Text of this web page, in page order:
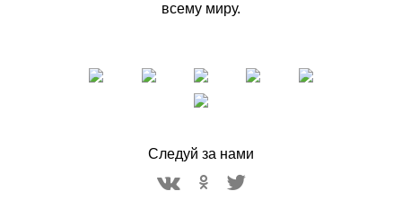
всему миру.
Следуй за нами